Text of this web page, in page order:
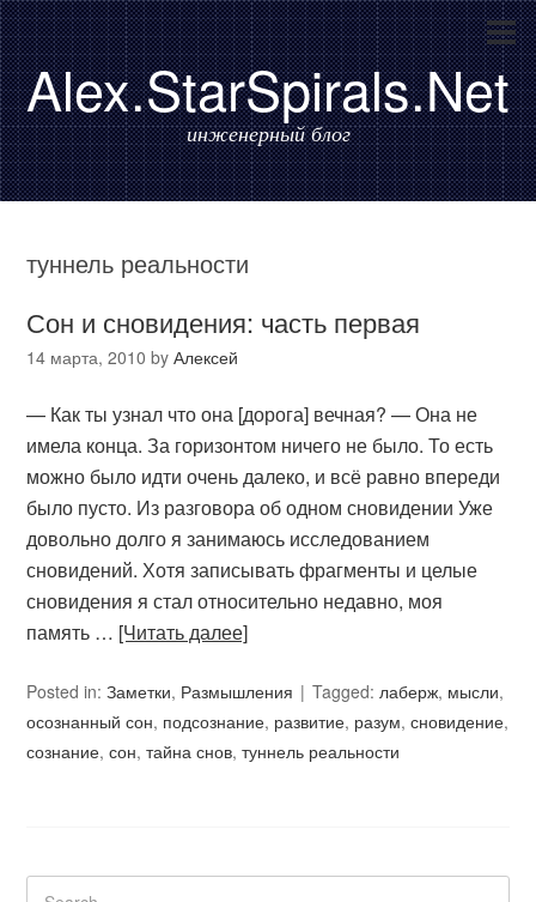
Alex.StarSpirals.Net
инженерный блог
туннель реальности
Сон и сновидения: часть первая
14 марта, 2010 byАлексей
— Как ты узнал что она [дорога] вечная? — Она не
имела конца. За горизонтом ничего не было. То есть
можно было идти очень далеко, и всё равно впереди
было пусто. Из разговора об одном сновидении Уже
довольно долго я занимаюсь исследованием
сновидений. Хотя записывать фрагменты и целые
сновидения я стал относительно недавно, моя
память … [Читать далее]
Posted in:Заметки, Размышления Tagged:лаберж, мысли,
осознанный сон, подсознание, развитие, разум,сновидение,
сознание,сон,тайна снов,туннель реальности